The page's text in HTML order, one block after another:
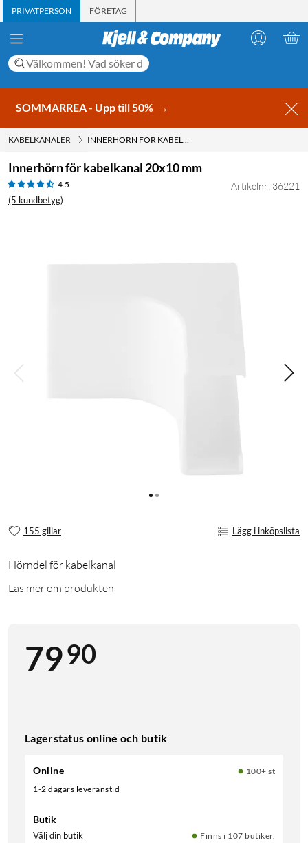
PRIVATPERSON FÖRETAG
SOMMARREA - Upp till 50% →
KABELKANALER INNERHÖRN FÖR KABELKANAL 20X10 MM
Innerhörn för kabelkanal 20x10 mm
4.5
(5 kundbetyg)
Artikelnr: 36221
155 gillar Lägg i inköpslista
Hörndel för kabelkanal
Läs mer om produkten
7990
Lagerstatus online och butik
Online
100+ st
1-2 dagars leveranstid
Butik
Välj din butik Finns i 107 butiker.